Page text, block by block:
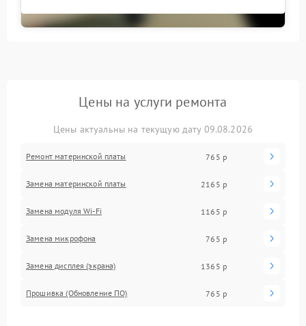
Цены на услуги ремонта
Цены актуальны на текущую дату 09.08.2026
Ремонт материнской платы 765 р
Замена материнской платы 2165 р
Замена модуля Wi-Fi 1165 р
Замена микрофона 765 р
Замена дисплея (экрана) 1365 р
Прошивка (Обновление ПО) 765 р